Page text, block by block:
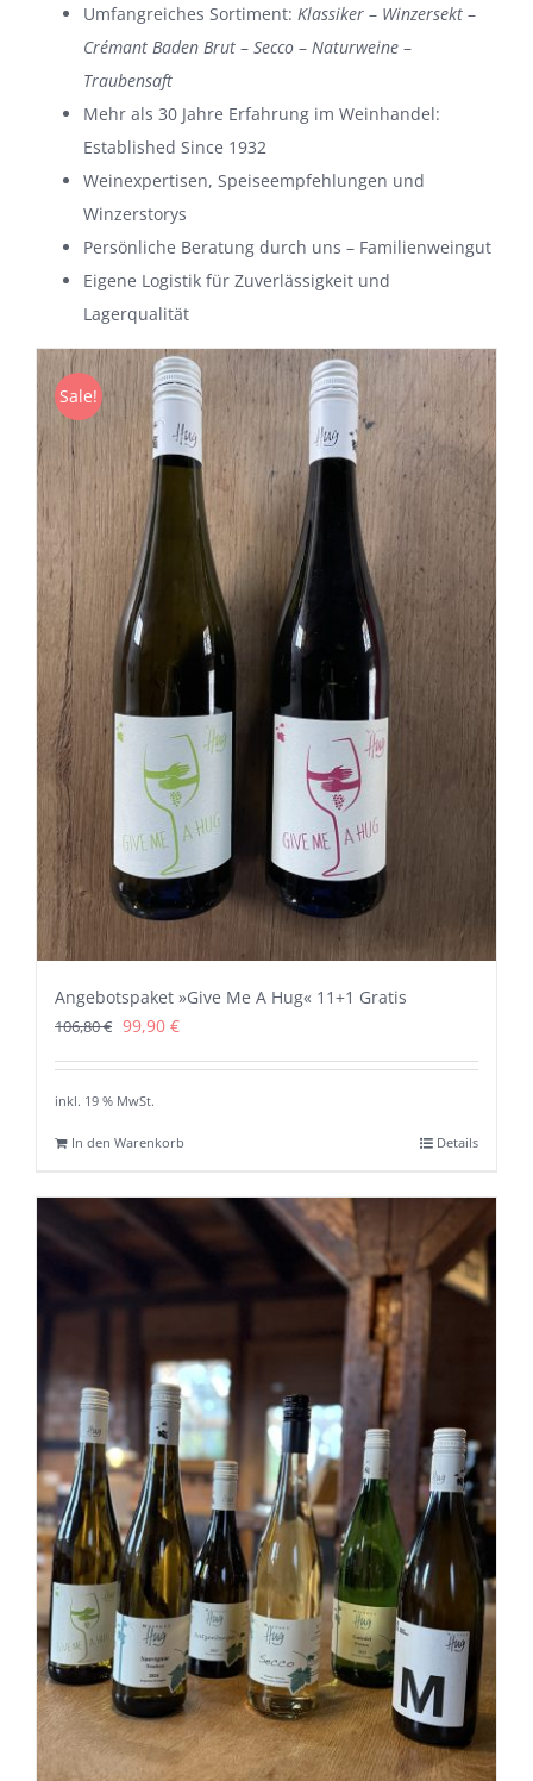
Umfangreiches Sortiment: Klassiker – Winzersekt –
Crémant Baden Brut – Secco – Naturweine –
Traubensaft
Mehr als 30 Jahre Erfahrung im Weinhandel:
Established Since 1932
Weinexpertisen, Speiseempfehlungen und
Winzerstorys
Persönliche Beratung durch uns – Familienweingut
Eigene Logistik für Zuverlässigkeit und
Lagerqualität
Sale!
Angebotspaket »Give Me A Hug« 11+1 Gratis
106,80€ Ursprünglicher
Preis
war:
99,90 €Aktueller
Preis
inkl. 19 % MwSt.
In den Warenkorb Details